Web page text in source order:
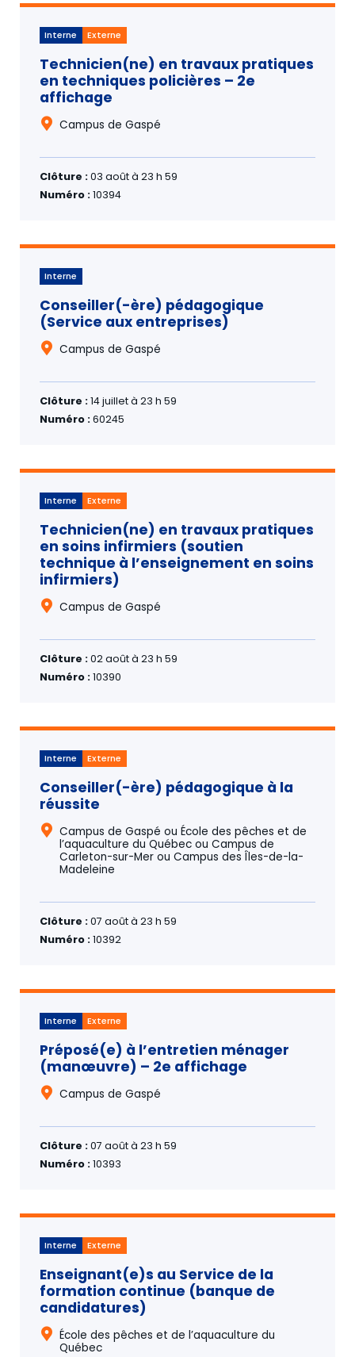
Interne Externe
Technicien(ne) en travaux pratiques
en techniques policières – 2e
affichage
Campus de Gaspé
Clôture :03 août à 23 h 59
Numéro :10394
Interne
Conseiller(-ère) pédagogique
(Service aux entreprises)
Campus de Gaspé
Clôture :14 juillet à 23 h 59
Numéro :60245
Interne Externe
Technicien(ne) en travaux pratiques
en soins infirmiers (soutien
technique à l’enseignement en soins
infirmiers)
Campus de Gaspé
Clôture :02 août à 23 h 59
Numéro :10390
Interne Externe
Conseiller(-ère) pédagogique à la
réussite
Campus de Gaspé ou École des pêches et de
l’aquaculture du Québec ou Campus de
Carleton-sur-Mer ou Campus des Îles-de-la-
Madeleine
Clôture :07 août à 23 h 59
Numéro :10392
Interne Externe
Préposé(e) à l’entretien ménager
(manœuvre) – 2e affichage
Campus de Gaspé
Clôture :07 août à 23 h 59
Numéro :10393
Interne Externe
Enseignant(e)s au Service de la
formation continue (banque de
candidatures)
École des pêches et de l’aquaculture du
Québec